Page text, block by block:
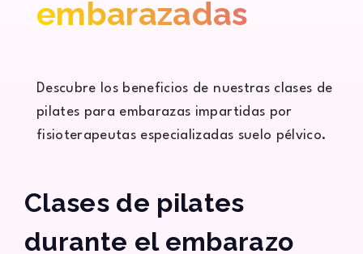
embarazadas
Descubre los beneficios de nuestras clases de
pilates para embarazas impartidas por
fisioterapeutas especializadas suelo pélvico.
Clases de pilates
durante el embarazo